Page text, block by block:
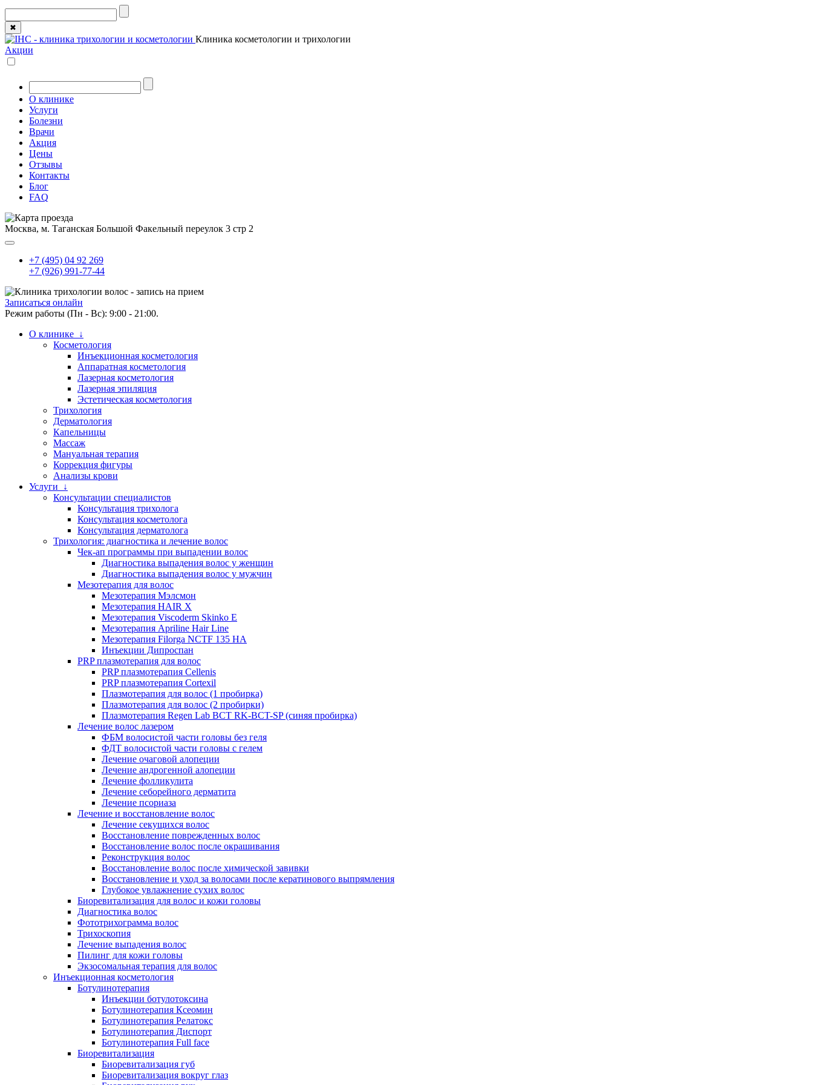
✖
Клиника косметологии и трихологии
Акции
О клинике
Услуги
Болезни
Врачи
Акция
Цены
Отзывы
Контакты
Блог
FAQ
Москва, м. Таганская Большой Факельный переулок 3 стр 2
+7 (495) 04 92 269
+7 (926) 991-77-44
Записаться онлайн
Режим работы (Пн - Вс): 9:00 - 21:00.
О клинике ↓
Косметология
Инъекционная косметология
Аппаратная косметология
Лазерная косметология
Лазерная эпиляция
Эстетическая косметология
Трихология
Дерматология
Капельницы
Массаж
Мануальная терапия
Коррекция фигуры
Анализы крови
Услуги ↓
Консультации специалистов
Консультация трихолога
Консультация косметолога
Консультация дерматолога
Трихология: диагностика и лечение волос
Чек-ап программы при выпадении волос
Диагностика выпадения волос у женщин
Диагностика выпадения волос у мужчин
Мезотерапия для волос
Мезотерапия Мэлсмон
Мезотерапия HAIR X
Мезотерапия Viscoderm Skinko E
Мезотерапия Apriline Hair Line
Мезотерапия Filorga NCTF 135 HA
Инъекции Дипроспан
PRP плазмотерапия для волос
PRP плазмотерапия Cellenis
PRP плазмотерапия Cortexil
Плазмотерапия для волос (1 пробирка)
Плазмотерапия для волос (2 пробирки)
Плазмотерапия Regen Lab BCT RK-BCT-SP (синяя пробирка)
Лечение волос лазером
ФБМ волосистой части головы без геля
ФДТ волосистой части головы с гелем
Лечение очаговой алопеции
Лечение андрогенной алопеции
Лечение фолликулита
Лечение себорейного дерматита
Лечение псориаза
Лечение и восстановление волос
Лечение секущихся волос
Восстановление поврежденных волос
Восстановление волос после окрашивания
Реконструкция волос
Восстановление волос после химической завивки
Восстановление и уход за волосами после кератинового выпрямления
Глубокое увлажнение сухих волос
Биоревитализация для волос и кожи головы
Диагностика волос
Фототрихограмма волос
Трихоскопия
Лечение выпадения волос
Пилинг для кожи головы
Экзосомальная терапия для волос
Инъекционная косметология
Ботулинотерапия
Инъекции ботулотоксина
Ботулинотерапия Ксеомин
Ботулинотерапия Релатокс
Ботулинотерапия Диспорт
Ботулинотерапия Full face
Биоревитализация
Биоревитализация губ
Биоревитализация вокруг глаз